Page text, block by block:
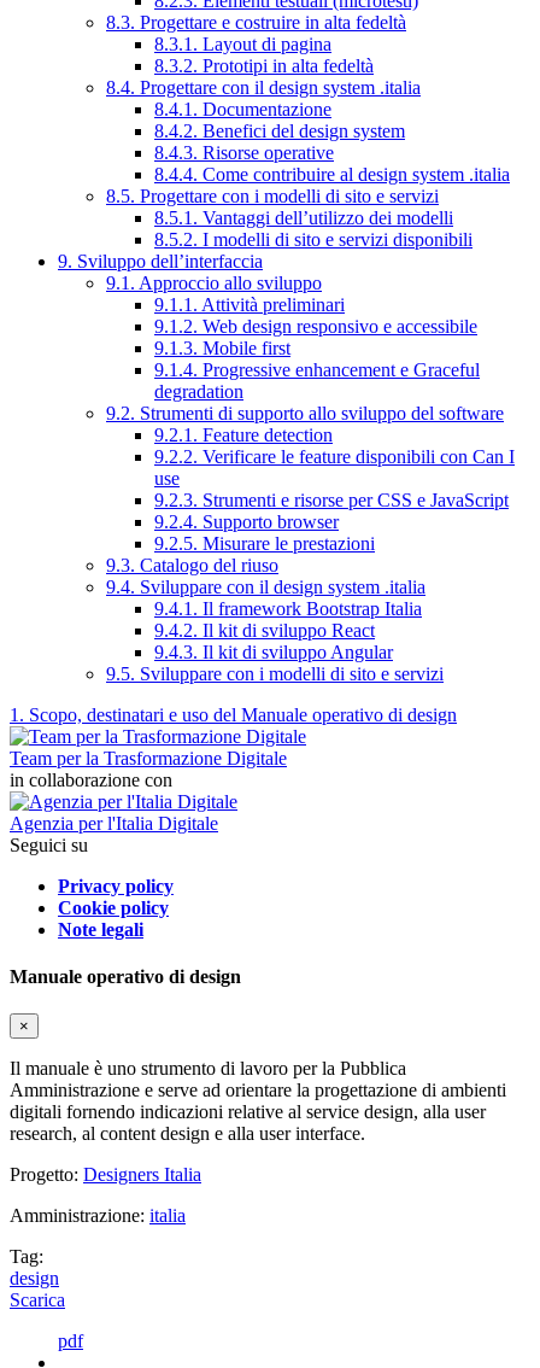
8.3. Progettare e costruire in alta fedeltà
8.3.1. Layout di pagina
8.3.2. Prototipi in alta fedeltà
8.4. Progettare con il design system .italia
8.4.1. Documentazione
8.4.2. Benefici del design system
8.4.3. Risorse operative
8.4.4. Come contribuire al design system .italia
8.5. Progettare con i modelli di sito e servizi
8.5.1. Vantaggi dell’utilizzo dei modelli
8.5.2. I modelli di sito e servizi disponibili
9. Sviluppo dell’interfaccia
9.1. Approccio allo sviluppo
9.1.1. Attività preliminari
9.1.2. Web design responsivo e accessibile
9.1.3. Mobile first
9.1.4. Progressive enhancement e Graceful
degradation
9.2. Strumenti di supporto allo sviluppo del software
9.2.1. Feature detection
9.2.2. Verificare le feature disponibili con Can I
use
9.2.3. Strumenti e risorse per CSS e JavaScript
9.2.4. Supporto browser
9.2.5. Misurare le prestazioni
9.3. Catalogo del riuso
9.4. Sviluppare con il design system .italia
9.4.1. Il framework Bootstrap Italia
9.4.2. Il kit di sviluppo React
9.4.3. Il kit di sviluppo Angular
9.5. Sviluppare con i modelli di sito e servizi
1. Scopo, destinatari e uso del Manuale operativo di design
Team per la Trasformazione Digitale
in collaborazione con
Agenzia per l'Italia Digitale
Seguici su
Privacy policy
Cookie policy
Note legali
Manuale operativo di design
×
Il manuale è uno strumento di lavoro per la Pubblica
Amministrazione e serve ad orientare la progettazione di ambienti
digitali fornendo indicazioni relative al service design, alla user
research, al content design e alla user interface.
Progetto: Designers Italia
Amministrazione: italia
Tag:
design
Scarica
pdf